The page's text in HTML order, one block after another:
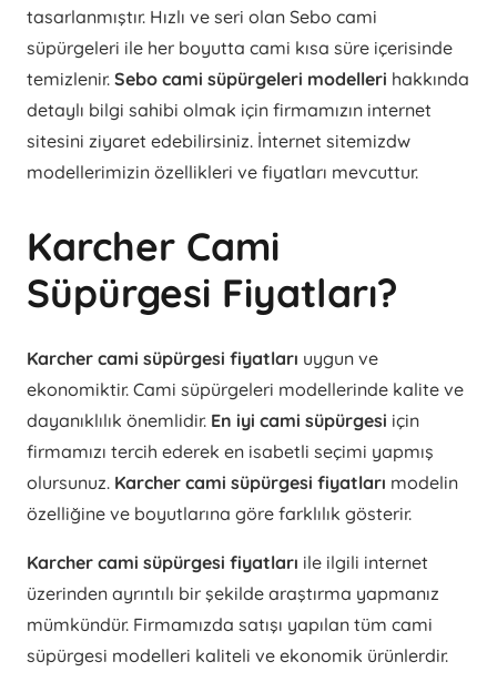
tasarlanmıştır. Hızlı ve seri olan Sebo cami
süpürgeleri ile her boyutta cami kısa süre içerisinde
temizlenir. Sebo cami süpürgeleri modelleri hakkında
detaylı bilgi sahibi olmak için firmamızın internet
sitesini ziyaret edebilirsiniz. İnternet sitemizdw
modellerimizin özellikleri ve fiyatları mevcuttur.
Karcher Cami
Süpürgesi Fiyatları?
Karcher cami süpürgesi fiyatları uygun ve
ekonomiktir. Cami süpürgeleri modellerinde kalite ve
dayanıklılık önemlidir. En iyi cami süpürgesi için
firmamızı tercih ederek en isabetli seçimi yapmış
olursunuz. Karcher cami süpürgesi fiyatları modelin
özelliğine ve boyutlarına göre farklılık gösterir.
Karcher cami süpürgesi fiyatları ile ilgili internet
üzerinden ayrıntılı bir şekilde araştırma yapmanız
mümkündür. Firmamızda satışı yapılan tüm cami
süpürgesi modelleri kaliteli ve ekonomik ürünlerdir.